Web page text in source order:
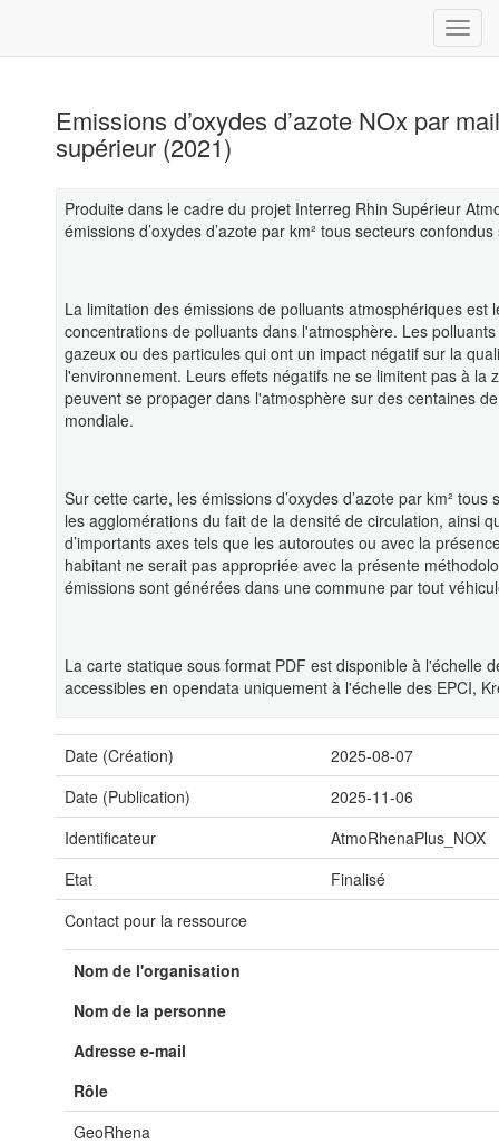
Emissions d’oxydes d’azote NOx par
supérieur (2021)
Produite dans le cadre du projet Interreg Rhin Supérieur
émissions d’oxydes d’azote par km² tous secteurs
La limitation des émissions de polluants atmosphériques
concentrations de polluants dans l'atmosphère. Les
gazeux ou des particules qui ont un impact négatif sur la
l'environnement. Leurs effets négatifs ne se limitent pas à la
peuvent se propager dans l'atmosphère sur des centaines
mondiale.
Sur cette carte, les émissions d’oxydes d’azote par km²
les agglomérations du fait de la densité de circulation, ainsi
d’importants axes tels que les autoroutes ou avec la
habitant ne serait pas appropriée avec la présente
émissions sont générées dans une commune par tout
La carte statique sous format PDF est disponible à l'échelle
accessibles en opendata uniquement à l'échelle des EPCI,
Date (Création)
2025-08-07
Date (Publication)
2025-11-06
Identificateur
AtmoRhenaPlus_NOX
Etat
Finalisé
Contact pour la ressource
Nom de l'organisation
Nom de la personne
Adresse e-mail
Rôle
GeoRhena